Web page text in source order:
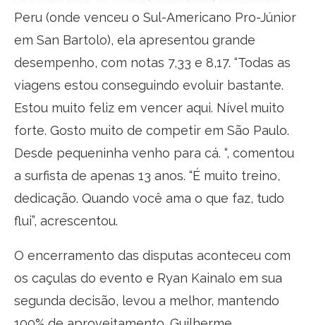
Peru (onde venceu o Sul-Americano Pro-Júnior
em San Bartolo), ela apresentou grande
desempenho, com notas 7,33 e 8,17. “Todas as
viagens estou conseguindo evoluir bastante.
Estou muito feliz em vencer aqui. Nível muito
forte. Gosto muito de competir em São Paulo.
Desde pequeninha venho para cá. “, comentou
a surfista de apenas 13 anos. “É muito treino,
dedicação. Quando você ama o que faz, tudo
flui”, acrescentou.
O encerramento das disputas aconteceu com
os caçulas do evento e Ryan Kainalo em sua
segunda decisão, levou a melhor, mantendo